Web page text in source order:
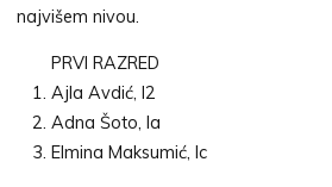
najvišem nivou.
PRVI RAZRED
Ajla Avdić, I2
Adna Šoto, la
Elmina Maksumić, Ic